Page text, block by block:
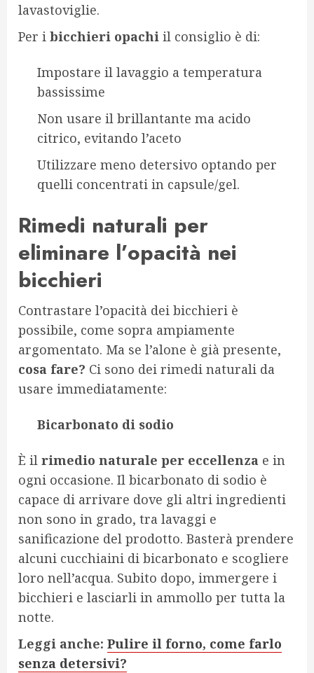
lavastoviglie.
Per i bicchieri opachi il consiglio è di:
Impostare il lavaggio a temperatura
bassissime
Non usare il brillantante ma acido
citrico, evitando l’aceto
Utilizzare meno detersivo optando per
quelli concentrati in capsule/gel.
Rimedi naturali per
eliminare l’opacità nei
bicchieri
Contrastare l’opacità dei bicchieri è
possibile, come sopra ampiamente
argomentato. Ma se l’alone è già presente,
cosa fare? Ci sono dei rimedi naturali da
usare immediatamente:
Bicarbonato di sodio
È il rimedio naturale per eccellenza e in
ogni occasione. Il bicarbonato di sodio è
capace di arrivare dove gli altri ingredienti
non sono in grado, tra lavaggi e
sanificazione del prodotto. Basterà prendere
alcuni cucchiaini di bicarbonato e scogliere
loro nell’acqua. Subito dopo, immergere i
bicchieri e lasciarli in ammollo per tutta la
notte.
Leggi anche: Pulire il forno, come farlo
senza detersivi?